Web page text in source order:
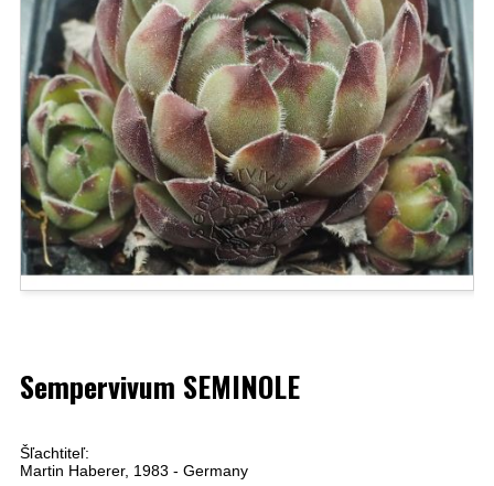
Sempervivum SEMINOLE
Šľachtiteľ:
Martin Haberer, 1983 - Germany